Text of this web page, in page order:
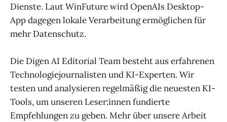
Dienste. Laut WinFuture wird OpenAIs Desktop-
App dagegen lokale Verarbeitung ermöglichen für
mehr Datenschutz.
Die Digen AI Editorial Team besteht aus erfahrenen
Technologiejournalisten und KI-Experten. Wir
testen und analysieren regelmäßig die neuesten KI-
Tools, um unseren Leser:innen fundierte
Empfehlungen zu geben. Mehr über unsere Arbeit